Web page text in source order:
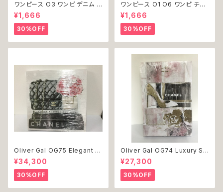
ワンピース O3 ワンピ デニム プ
リーツ レース 女の子 犬 犬服
小型 猫 服 洋服 ペット dog ド
ッグウェア おしゃれ かわいい 返
品交換不可
¥1,666
30%OFF
ワンピース O1 O6 ワンピ チュ
ール レース 花 フラワー 女の子
犬 犬服 小型 猫 服 洋服 ペット
dog ドッグウェア おしゃれ かわ
いい 返品交換不可
¥1,666
30%OFF
Oliver Gal OG75 Elegant E
ssentials Paris 絵 アート イ
ンテリア お祝い 贈り物 プレゼ
ント 結婚 新築 開店 周年 バー
スデイ 誕生日 ご褒美
¥34,300
30%OFF
Oliver Gal OG74 Luxury St
acked Shoes Rose Giftbo
x 絵 アート インテリア お祝い
贈り物 プレゼント 結婚 新築 開
店 周年 バースデイ 誕生日 ご褒
美
¥27,300
30%OFF